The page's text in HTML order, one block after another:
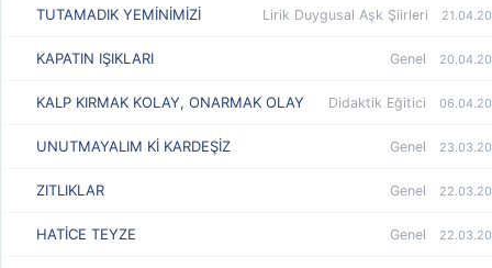
TUTAMADIK YEMİNİMİZİ Lirik Duygusal Aşk Şiirleri
KAPATIN IŞIKLARI Genel
KALP KIRMAK KOLAY, ONARMAK OLAY Didaktik Eğitici
UNUTMAYALIM Kİ KARDEŞİZ Genel
ZITLIKLAR Genel
HATİCE TEYZE Genel